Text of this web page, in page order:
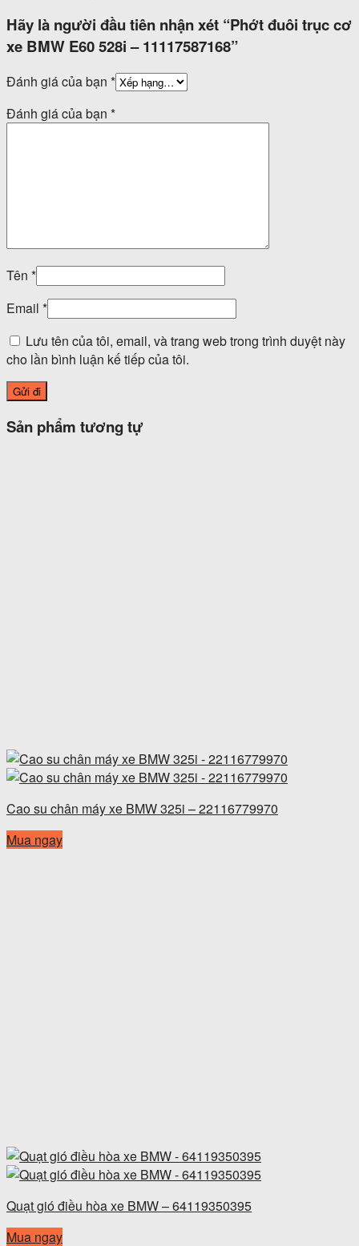
Hãy là người đầu tiên nhận xét “Phớt đuôi trục cơ
xe BMW E60 528i – 11117587168”
Đánh giá của bạn *
Đánh giá của bạn *
Tên *
Email *
Lưu tên của tôi, email, và trang web trong trình duyệt này
cho lần bình luận kế tiếp của tôi.
Sản phẩm tương tự
Cao su chân máy xe BMW 325i – 22116779970
Mua ngay
Quạt gió điều hòa xe BMW – 64119350395
Mua ngay